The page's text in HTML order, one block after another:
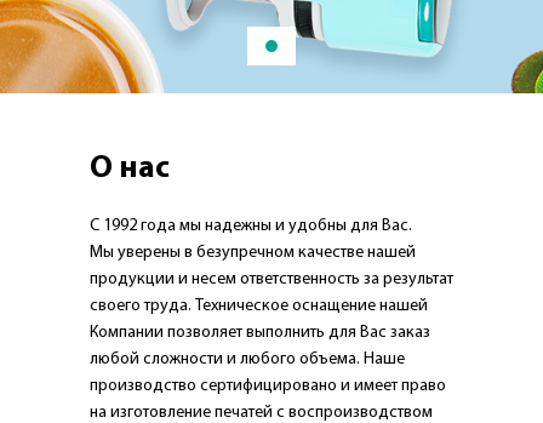
О нас
С 1992 года мы надежны и удобны для Вас.
Мы уверены в безупречном качестве нашей
продукции и несем ответственность за результат
своего труда. Техническое оснащение нашей
Компании позволяет выполнить для Вас заказ
любой сложности и любого объема. Наше
производство сертифицировано и имеет право
на изготовление печатей с воспроизводством